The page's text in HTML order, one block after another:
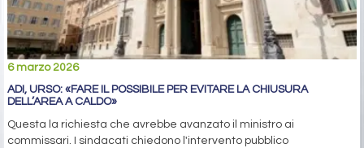
6 marzo 2026
ADI, URSO: «FARE IL POSSIBILE PER EVITARE LA CHIUSURA
DELL’AREA A CALDO»
Questa la richiesta che avrebbe avanzato il ministro ai
commissari. I sindacati chiedono l'intervento pubblico